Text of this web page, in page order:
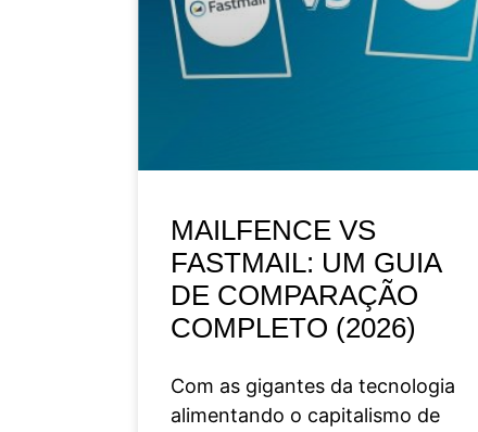
MAILFENCE VS
FASTMAIL: UM GUIA
DE COMPARAÇÃO
COMPLETO (2026)
Com as gigantes da tecnologia
alimentando o capitalismo de